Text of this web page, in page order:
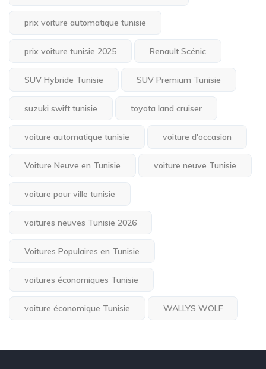
prix voiture automatique tunisie
prix voiture tunisie 2025 Renault Scénic
SUV Hybride Tunisie SUV Premium Tunisie
suzuki swift tunisie toyota land cruiser
voiture automatique tunisie voiture d'occasion
Voiture Neuve en Tunisie voiture neuve Tunisie
voiture pour ville tunisie
voitures neuves Tunisie 2026
Voitures Populaires en Tunisie
voitures économiques Tunisie
voiture économique Tunisie WALLYS WOLF